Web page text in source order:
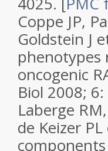
Coppe JP,
Goldstein J
phenotypes
oncogenic
Biol 2008; 6
Laberge
de Keizer PL